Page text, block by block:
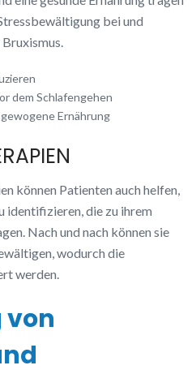
bei und
dem Schlafengehen
Ernährung
können Patienten auch helfen,
identifizieren, die zu ihrem
Nach und nach können sie
wodurch die
werden.
von